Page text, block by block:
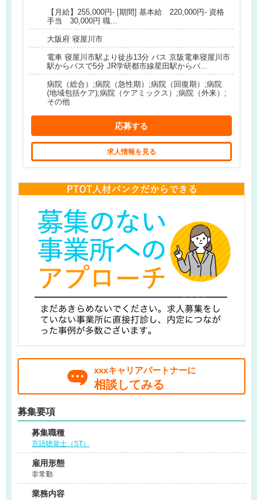
【月給】255,000円- [期間] 基本給 220,000円- 資格
手当 30,000円 職...
大阪府 寝屋川市
電車 寝屋川市駅より徒歩13分 バス 京阪電車寝屋川市
駅からバスで5分 JR学研都市線星田駅からバ...
病院（総合）;病院（急性期）;病院（回復期）;病院
(地域包括ケア);病院（ケアミックス）;病院（外来）;
その他
応募する
求人情報を見る
xxxキャリアパートナーに
相談してみる
募集要項
募集職種
言語聴覚士（ST）
雇用形態
非常勤
業務内容